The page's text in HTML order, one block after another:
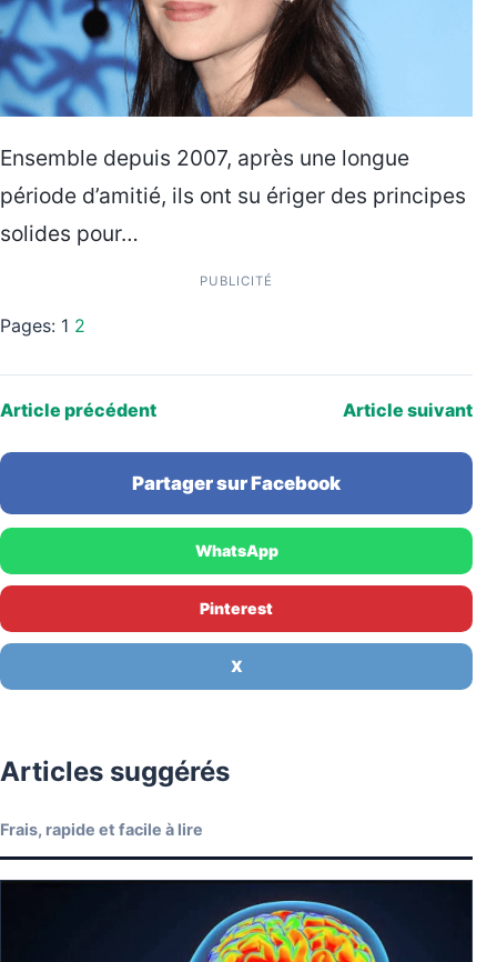
Ensemble depuis 2007, après une longue
période d’amitié, ils ont su ériger des principes
solides pour…
PUBLICITÉ
Pages: 1 2
Article précédent Article suivant
Partager sur Facebook
WhatsApp
Pinterest
X
Articles suggérés
Frais, rapide et facile à lire